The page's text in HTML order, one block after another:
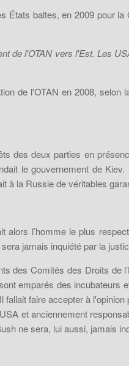
baltes, en 2009 pour
de l'OTAN vers l'Est. Les
de l'OTAN en 2008,
des deux parties en
le gouvernement de
à la Russie de véritables
l’homme le plus
jamais inquiété par la
des Comités des Droits
emparés des
faire accepter à
et anciennement
ne sera, lui aussi, jamais